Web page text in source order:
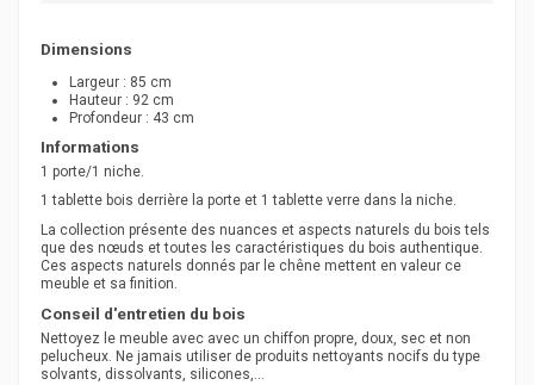
Dimensions
Largeur : 85 cm
Hauteur : 92 cm
Profondeur : 43 cm
Informations
1 porte/1 niche.
1 tablette bois derrière la porte et 1 tablette verre dans la niche.
La collection présente des nuances et aspects naturels du bois tels
que des nœuds et toutes les caractéristiques du bois authentique.
Ces aspects naturels donnés par le chêne mettent en valeur ce
meuble et sa finition.
Conseil d'entretien du bois
Nettoyez le meuble avec avec un chiffon propre, doux, sec et non
pelucheux. Ne jamais utiliser de produits nettoyants nocifs du type
solvants, dissolvants, silicones,...